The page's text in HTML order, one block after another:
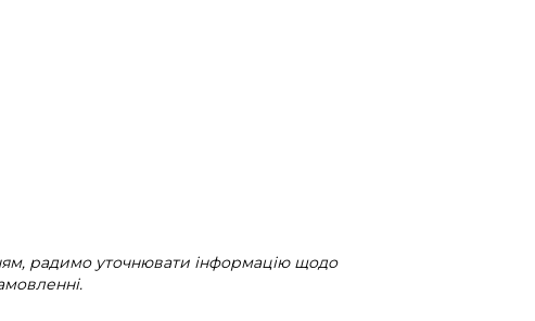
радимо уточнювати інформацію щодо